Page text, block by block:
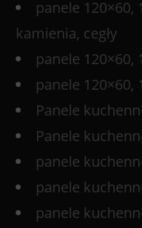
panele
kamienia, cegły
panele 120×60,
panele 120×60,
Panele
Panele
panele
panele
panele